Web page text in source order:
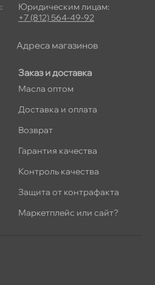
Заказ и доставка
Масла оптом
Доставка и оплата
озврат
Гарантия качества
Контроль качества
Защита от контрафакта
Маркетплейс или сайт?
Юридическим лицам:
+7 (812) 564-49-92
Адреса магазино